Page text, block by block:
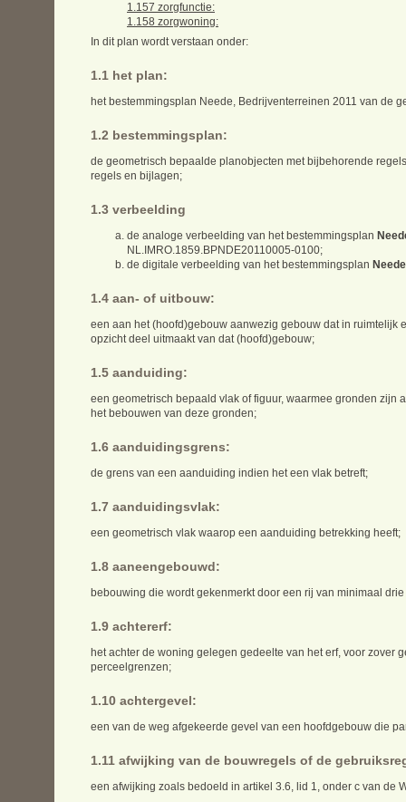
1.157 zorgfunctie:
1.158 zorgwoning:
In dit plan wordt verstaan onder:
1.1 het plan:
het bestemmingsplan Neede, Bedrijventerreinen 2011 van de
1.2 bestemmingsplan:
de geometrisch bepaalde planobjecten met bijbehorende
regels en bijlagen;
1.3 verbeelding
de analoge verbeelding van het bestemmingsplan
NL.IMRO.1859.BPNDE20110005-0100;
de digitale verbeelding van het bestemmingsplan
1.4 aan- of uitbouw:
een aan het (hoofd)gebouw aanwezig gebouw dat in ruimtelijk
opzicht deel uitmaakt van dat (hoofd)gebouw;
1.5 aanduiding:
een geometrisch bepaald vlak of figuur, waarmee gronden
het bebouwen van deze gronden;
1.6 aanduidingsgrens:
de grens van een aanduiding indien het een vlak betreft;
1.7 aanduidingsvlak:
een geometrisch vlak waarop een aanduiding betrekking heeft;
1.8 aaneengebouwd:
bebouwing die wordt gekenmerkt door een rij van minimaal
1.9 achtererf:
het achter de woning gelegen gedeelte van het erf, voor
perceelgrenzen;
1.10 achtergevel:
een van de weg afgekeerde gevel van een hoofdgebouw die
1.11 afwijking van de bouwregels of de
een afwijking zoals bedoeld in artikel 3.6, lid 1, onder c van de